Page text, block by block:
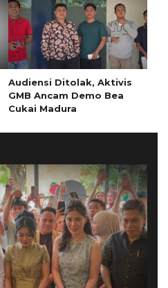
Audiensi Ditolak, Aktivis
GMB Ancam Demo Bea
Cukai Madura